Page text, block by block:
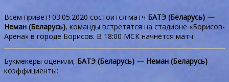
Всем привет! 03.05.2020 состоится матч БАТЭ (Беларусь) —
Неман (Беларусь), команды встретятся на стадионе «Борисов-
Арена» в городе Борисов. В 18:00 МСК начнётся матч.
Букмекеры оценили, БАТЭ (Беларусь) — Неман (Беларусь)
коэффициенты: